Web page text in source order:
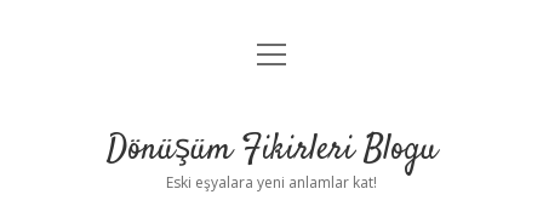
Anasayfa
Yasal Uyarı
menüyü
Dönüşüm Fikirleri Blogu
Eski eşyalara yeni anlamlar kat!